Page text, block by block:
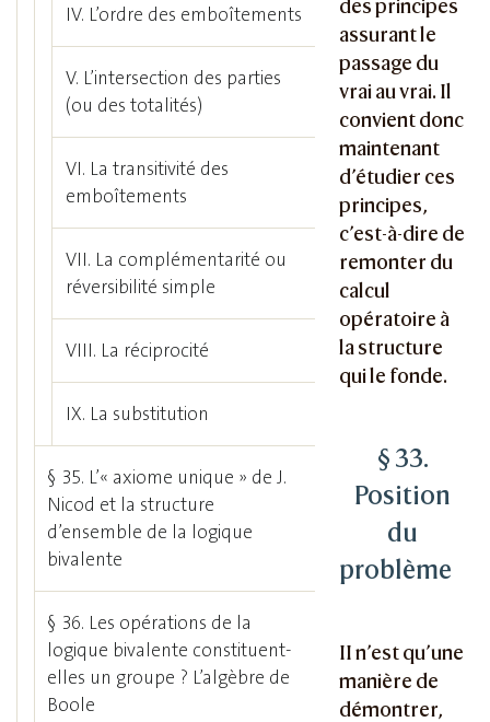
des principes
assurant le
passage du
vrai au vrai. Il
convient donc
maintenant
d’étudier ces
principes,
c’est-à-dire de
remonter du
calcul
opératoire à
la structure
qui le fonde.
§ 33.
Position
du
problème
II n’est qu’une
manière de
démontrer,
IV. L’ordre des emboîtements
V. L’intersection des parties
(ou des totalités)
VI. La transitivité des
emboîtements
VII. La complémentarité ou
réversibilité simple
VIII. La réciprocité
IX. La substitution
§ 35. L’« axiome unique » de J.
Nicod et la structure
d’ensemble de la logique
bivalente
§ 36. Les opérations de la
logique bivalente constituent-
elles un groupe ? L’algèbre de
Boole